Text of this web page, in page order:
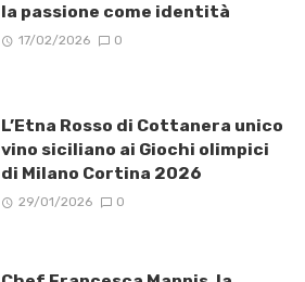
la passione come identità
17/02/2026 0
L’Etna Rosso di Cottanera unico
vino siciliano ai Giochi olimpici
di Milano Cortina 2026
29/01/2026 0